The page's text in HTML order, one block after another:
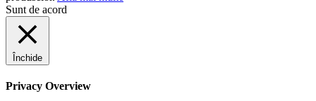
Sunt de acord
Închide
Privacy Overview